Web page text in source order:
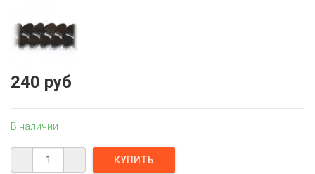
240 руб
В наличии